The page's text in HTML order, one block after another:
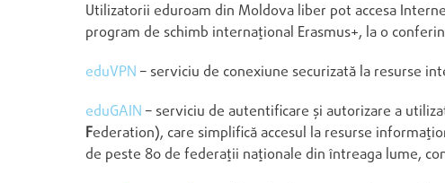
Utilizatorii eduroam din Moldova liber pot accesa
program de schimb internațional Erasmus+, la o
eduVPN – serviciu de conexiune securizată la resurse
eduGAIN – serviciu de autentificare și autorizare a
Federation), care simplifică accesul la resurse
de peste 80 de federații naționale din întreaga lume,